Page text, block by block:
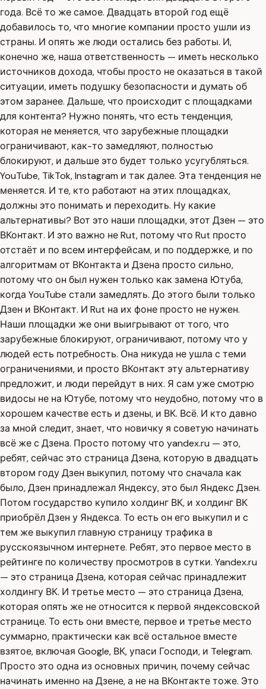
года. Всё то же самое. Двадцать второй год ещё
добавилось то, что многие компании просто ушли из
страны. И опять же люди остались без работы. И,
конечно же, наша ответственность — иметь несколько
источников дохода, чтобы просто не оказаться в такой
ситуации, иметь подушку безопасности и думать об
этом заранее. Дальше, что происходит с площадками
для контента? Нужно понять, что есть тенденция,
которая не меняется, что зарубежные площадки
ограничивают, как-то замедляют, полностью
блокируют, и дальше это будет только усугубляться.
YouTube, TikTok, Instagram и так далее. Эта тенденция не
меняется. И те, кто работают на этих площадках,
должны это понимать и переходить. Ну какие
альтернативы? Вот это наши площадки, этот Дзен — это
ВКонтакт. И это важно не Rut, потому что Rut просто
отстаёт и по всем интерфейсам, и по поддержке, и по
алгоритмам от ВКонтакта и Дзена просто сильно,
потому что он был нужен только как замена Ютуба,
когда YouTube стали замедлять. До этого были только
Дзен и ВКонтакт. И Rut на их фоне просто не нужен.
Наши площадки же они выигрывают от того, что
зарубежные блокируют, ограничивают, потому что у
людей есть потребность. Она никуда не ушла с теми
ограничениями, и просто ВКонтакт эту альтернативу
предложит, и люди перейдут в них. Я сам уже смотрю
видосы не на Ютубе, потому что неудобно, потому что в
хорошем качестве есть и дзены, и ВК. Всё. И кто давно
за мной следит, знает, что новичку я советую начинать
всё же с Дзена. Просто потому что yandex.ru — это,
ребят, сейчас это страница Дзена, которую в двадцать
втором году Дзен выкупил, потому что сначала как
было, Дзен принадлежал Яндексу, это был Яндекс Дзен.
Потом государство купило холдинг ВК, и холдинг ВК
приобрёл Дзен у Яндекса. То есть он его выкупил и с
тем же выкупил главную страницу трафика в
русскоязычном интернете. Ребят, это первое место в
рейтинге по количеству просмотров в сутки. Yandex.ru
— это страница Дзена, которая сейчас принадлежит
холдингу ВК. И третье место — это страница Дзена,
которая опять же не относится к первой яндексовской
странице. То есть они вместе, первое и третье место
суммарно, практически как всё остальное вместе
взятое, включая Google, ВК, упаси Господи, и Telegram.
Просто это одна из основных причин, почему сейчас
начинать именно на Дзене, а не на ВКонтакте тоже. Это